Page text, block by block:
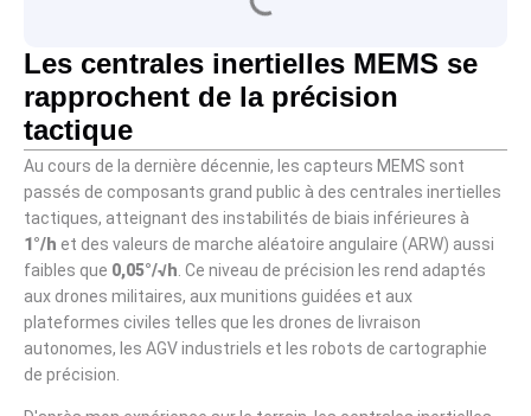
Les centrales inertielles MEMS se
rapprochent de la précision
tactique
Au cours de la dernière décennie, les capteurs MEMS sont
passés de composants grand public à des centrales inertielles
tactiques, atteignant des instabilités de biais inférieures à
1°/h et des valeurs de marche aléatoire angulaire (ARW) aussi
faibles que 0,05°/√h . Ce niveau de précision les rend adaptés
aux drones militaires, aux munitions guidées et aux
plateformes civiles telles que les drones de livraison
autonomes, les AGV industriels et les robots de cartographie
de précision.